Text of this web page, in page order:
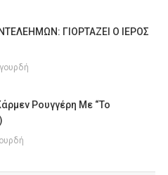
ΓΙΟΡΤΑΖΕΙ Ο ΙΕΡΟΣ
Ρουγγέρη Με “Το